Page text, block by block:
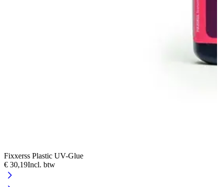
Fixxerss Plastic UV-Glue
€ 30,19Incl. btw